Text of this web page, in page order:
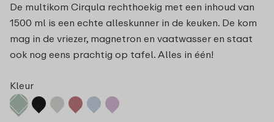
De multikom Cirqula rechthoekig met een inhoud van
1500 ml is een echte alleskunner in de keuken. De kom
mag in de vriezer, magnetron en vaatwasser en staat
ook nog eens prachtig op tafel. Alles in één!
Kleur